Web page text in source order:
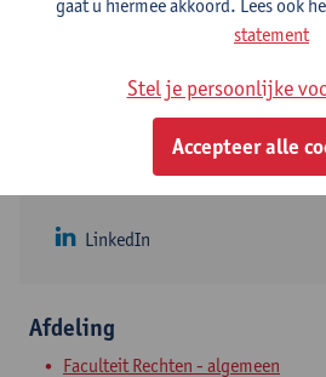
LinkedIn
Afdeling
Faculteit Rechten - algemeen
gaat u hiermee akkoord. Lees ook
statement
Stel je persoonlijke
Accepteer alle